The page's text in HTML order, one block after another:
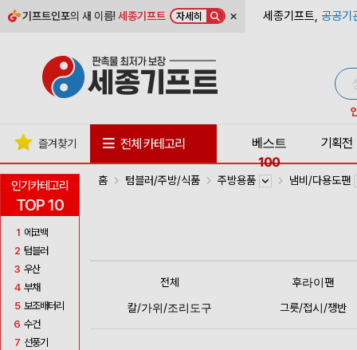
기프트인포의 새 이름!세종기프트 자세히 × 세종기프트, 공공기
인기카테고리
TOP 10
1 에코백
2 텀블러
3 우산
4 부채
5 보조배터리
6 수건
7 선풍기
즐겨찾기 전체 카테고리
베스트
100
기획전
홈 텀블러/주방/식품 주방용품 냄비/다용도팬
전체
후라이팬
칼/가위/조리도구
그릇/접시/쟁반